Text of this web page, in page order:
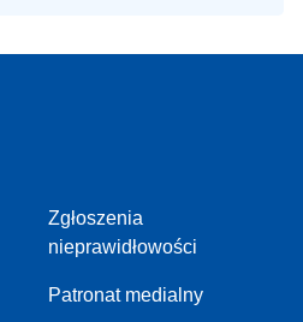
Zgłoszenia
nieprawidłowości
Patronat medialny